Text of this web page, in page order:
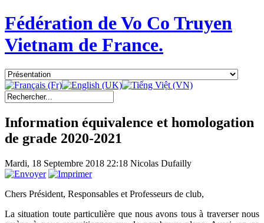
Fédération de Vo Co Truyen
Vietnam de France.
Information équivalence et homologation
de grade 2020-2021
Mardi, 18 Septembre 2018 22:18 Nicolas Dufailly
Chers Président, Responsables et Professeurs de club,
La situation toute particulière que nous avons tous à traverser nous